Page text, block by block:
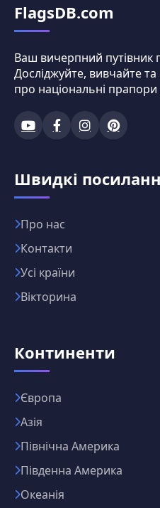
FlagsDB.com
Ваш вичерпний путівник
Досліджуйте, вивчайте
про національні прапори
Швидкі
Про нас
Контакти
Усі країни
Вікторина
Континенти
Європа
Азія
Північна Америка
Південна Америка
Океанія